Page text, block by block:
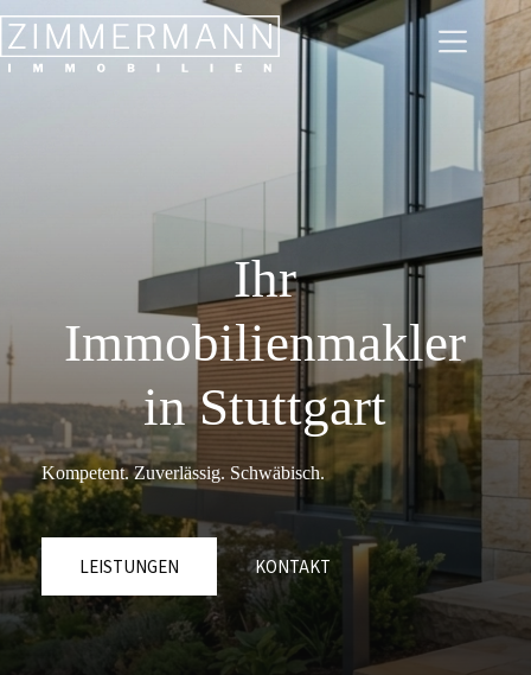
Inhalt
springen
Ihr
Immobilienmakler
in Stuttgart
Kompetent. Zuverlässig. Schwäbisch.
LEISTUNGEN KONTAKT